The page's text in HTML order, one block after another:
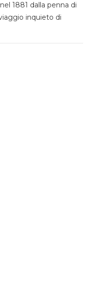
1881 dalla penna di
inquieto di